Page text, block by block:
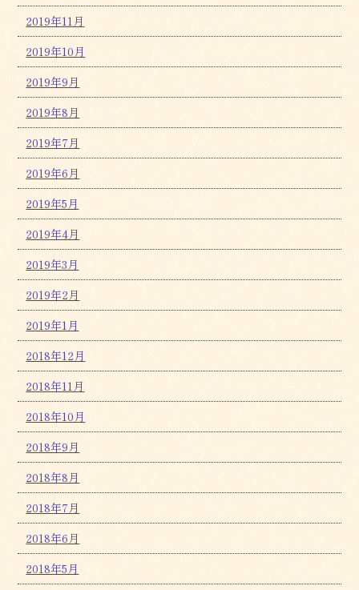
2019年11月
2019年10月
2019年9月
2019年8月
2019年7月
2019年6月
2019年5月
2019年4月
2019年3月
2019年2月
2019年1月
2018年12月
2018年11月
2018年10月
2018年9月
2018年8月
2018年7月
2018年6月
2018年5月